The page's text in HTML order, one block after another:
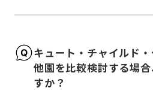
キュート・チャイルド
他園を比較検討する場
すか？